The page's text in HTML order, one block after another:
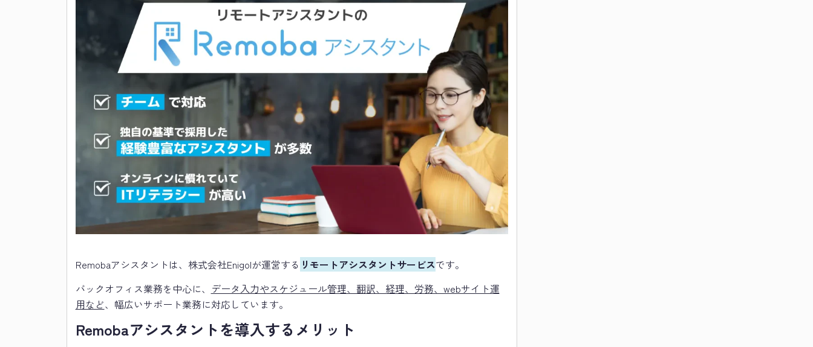
Remobaアシスタントは、株式会社Enigolが運営する リモートアシスタントサービスです。
バックオフィス業務を中心に、 データ入力やスケジュール管理、翻訳、経理、労務、webサイト運
用など、幅広いサポート業務に対応しています。
Remobaアシスタントを導入するメリット